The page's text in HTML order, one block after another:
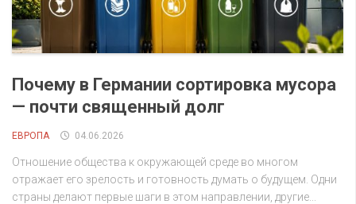
Почему в Германии сортировка мусора
— почти священный долг
ЕВРОПА 04.06.2026
Отношение общества к окружающей среде во многом
отражает его зрелость и готовность думать о будущем. Одни
страны делают первые шаги в этом направлении, другие...